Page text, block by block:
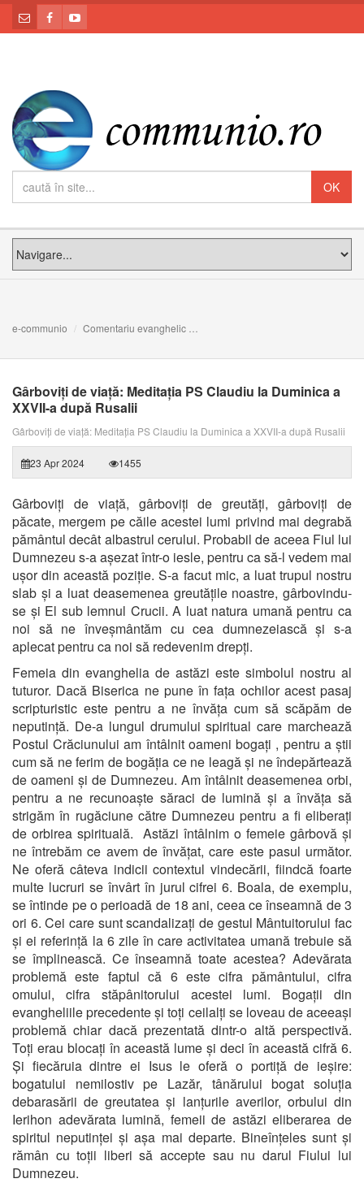
e-communio Comentariu evanghelic
Gârboviți de viață: Meditația PS Claudiu la Duminica a
XXVII-a după Rusalii
Gârboviți de viață: Meditația PS Claudiu la Duminica a XXVII-a după Rusalii
23 Apr 2024 1455
Gârboviți de viață, gârboviți de greutăți, gârboviți de
păcate, mergem pe căile acestei lumi privind mai degrabă
pământul decât albastrul cerului. Probabil de aceea Fiul lui
Dumnezeu s-a așezat într-o iesle, pentru ca să-l vedem mai
ușor din această poziție. S-a facut mic, a luat trupul nostru
slab și a luat deasemenea greutățile noastre, gârbovindu-
se și El sub lemnul Crucii. A luat natura umană pentru ca
noi să ne înveșmântăm cu cea dumnezeiască și s-a
aplecat pentru ca noi să redevenim drepți.
Femeia din evanghelia de astăzi este simbolul nostru al
tuturor. Dacă Biserica ne pune în fața ochilor acest pasaj
scripturistic este pentru a ne învăța cum să scăpăm de
neputință. De-a lungul drumului spiritual care marchează
Postul Crăciunului am întâlnit oameni bogați , pentru a știi
cum să ne ferim de bogăția ce ne leagă și ne îndepărtează
de oameni și de Dumnezeu. Am întâlnit deasemenea orbi,
pentru a ne recunoaște săraci de lumină și a învăța să
strigăm în rugăciune către Dumnezeu pentru a fi eliberați
de orbirea spirituală. Astăzi întâlnim o femeie gârbovă și
ne întrebăm ce avem de învățat, care este pasul următor.
Ne oferă câteva indicii contextul vindecării, fiindcă foarte
multe lucruri se învârt în jurul cifrei 6. Boala, de exemplu,
se întinde pe o perioadă de 18 ani, ceea ce înseamnă de 3
ori 6. Cei care sunt scandalizați de gestul Mântuitorului fac
și ei referință la 6 zile în care activitatea umană trebuie să
se împlinească. Ce înseamnă toate acestea? Adevărata
problemă este faptul că 6 este cifra pământului, cifra
omului, cifra stăpânitorului acestei lumi. Bogații din
evangheliile precedente și toți ceilalți se loveau de aceeași
problemă chiar dacă prezentată dintr-o altă perspectivă.
Toți erau blocați în această lume și deci în această cifră 6.
Și fiecăruia dintre ei Isus le oferă o portiță de ieșire:
bogatului nemilostiv pe Lazăr, tânărului bogat soluția
debarasării de greutatea și lanțurile averilor, orbului din
Ierihon adevărata lumină, femeii de astăzi eliberarea de
spiritul neputinței și așa mai departe. Bineînțeles sunt și
rămân cu toții liberi să accepte sau nu darul Fiului lui
Dumnezeu.